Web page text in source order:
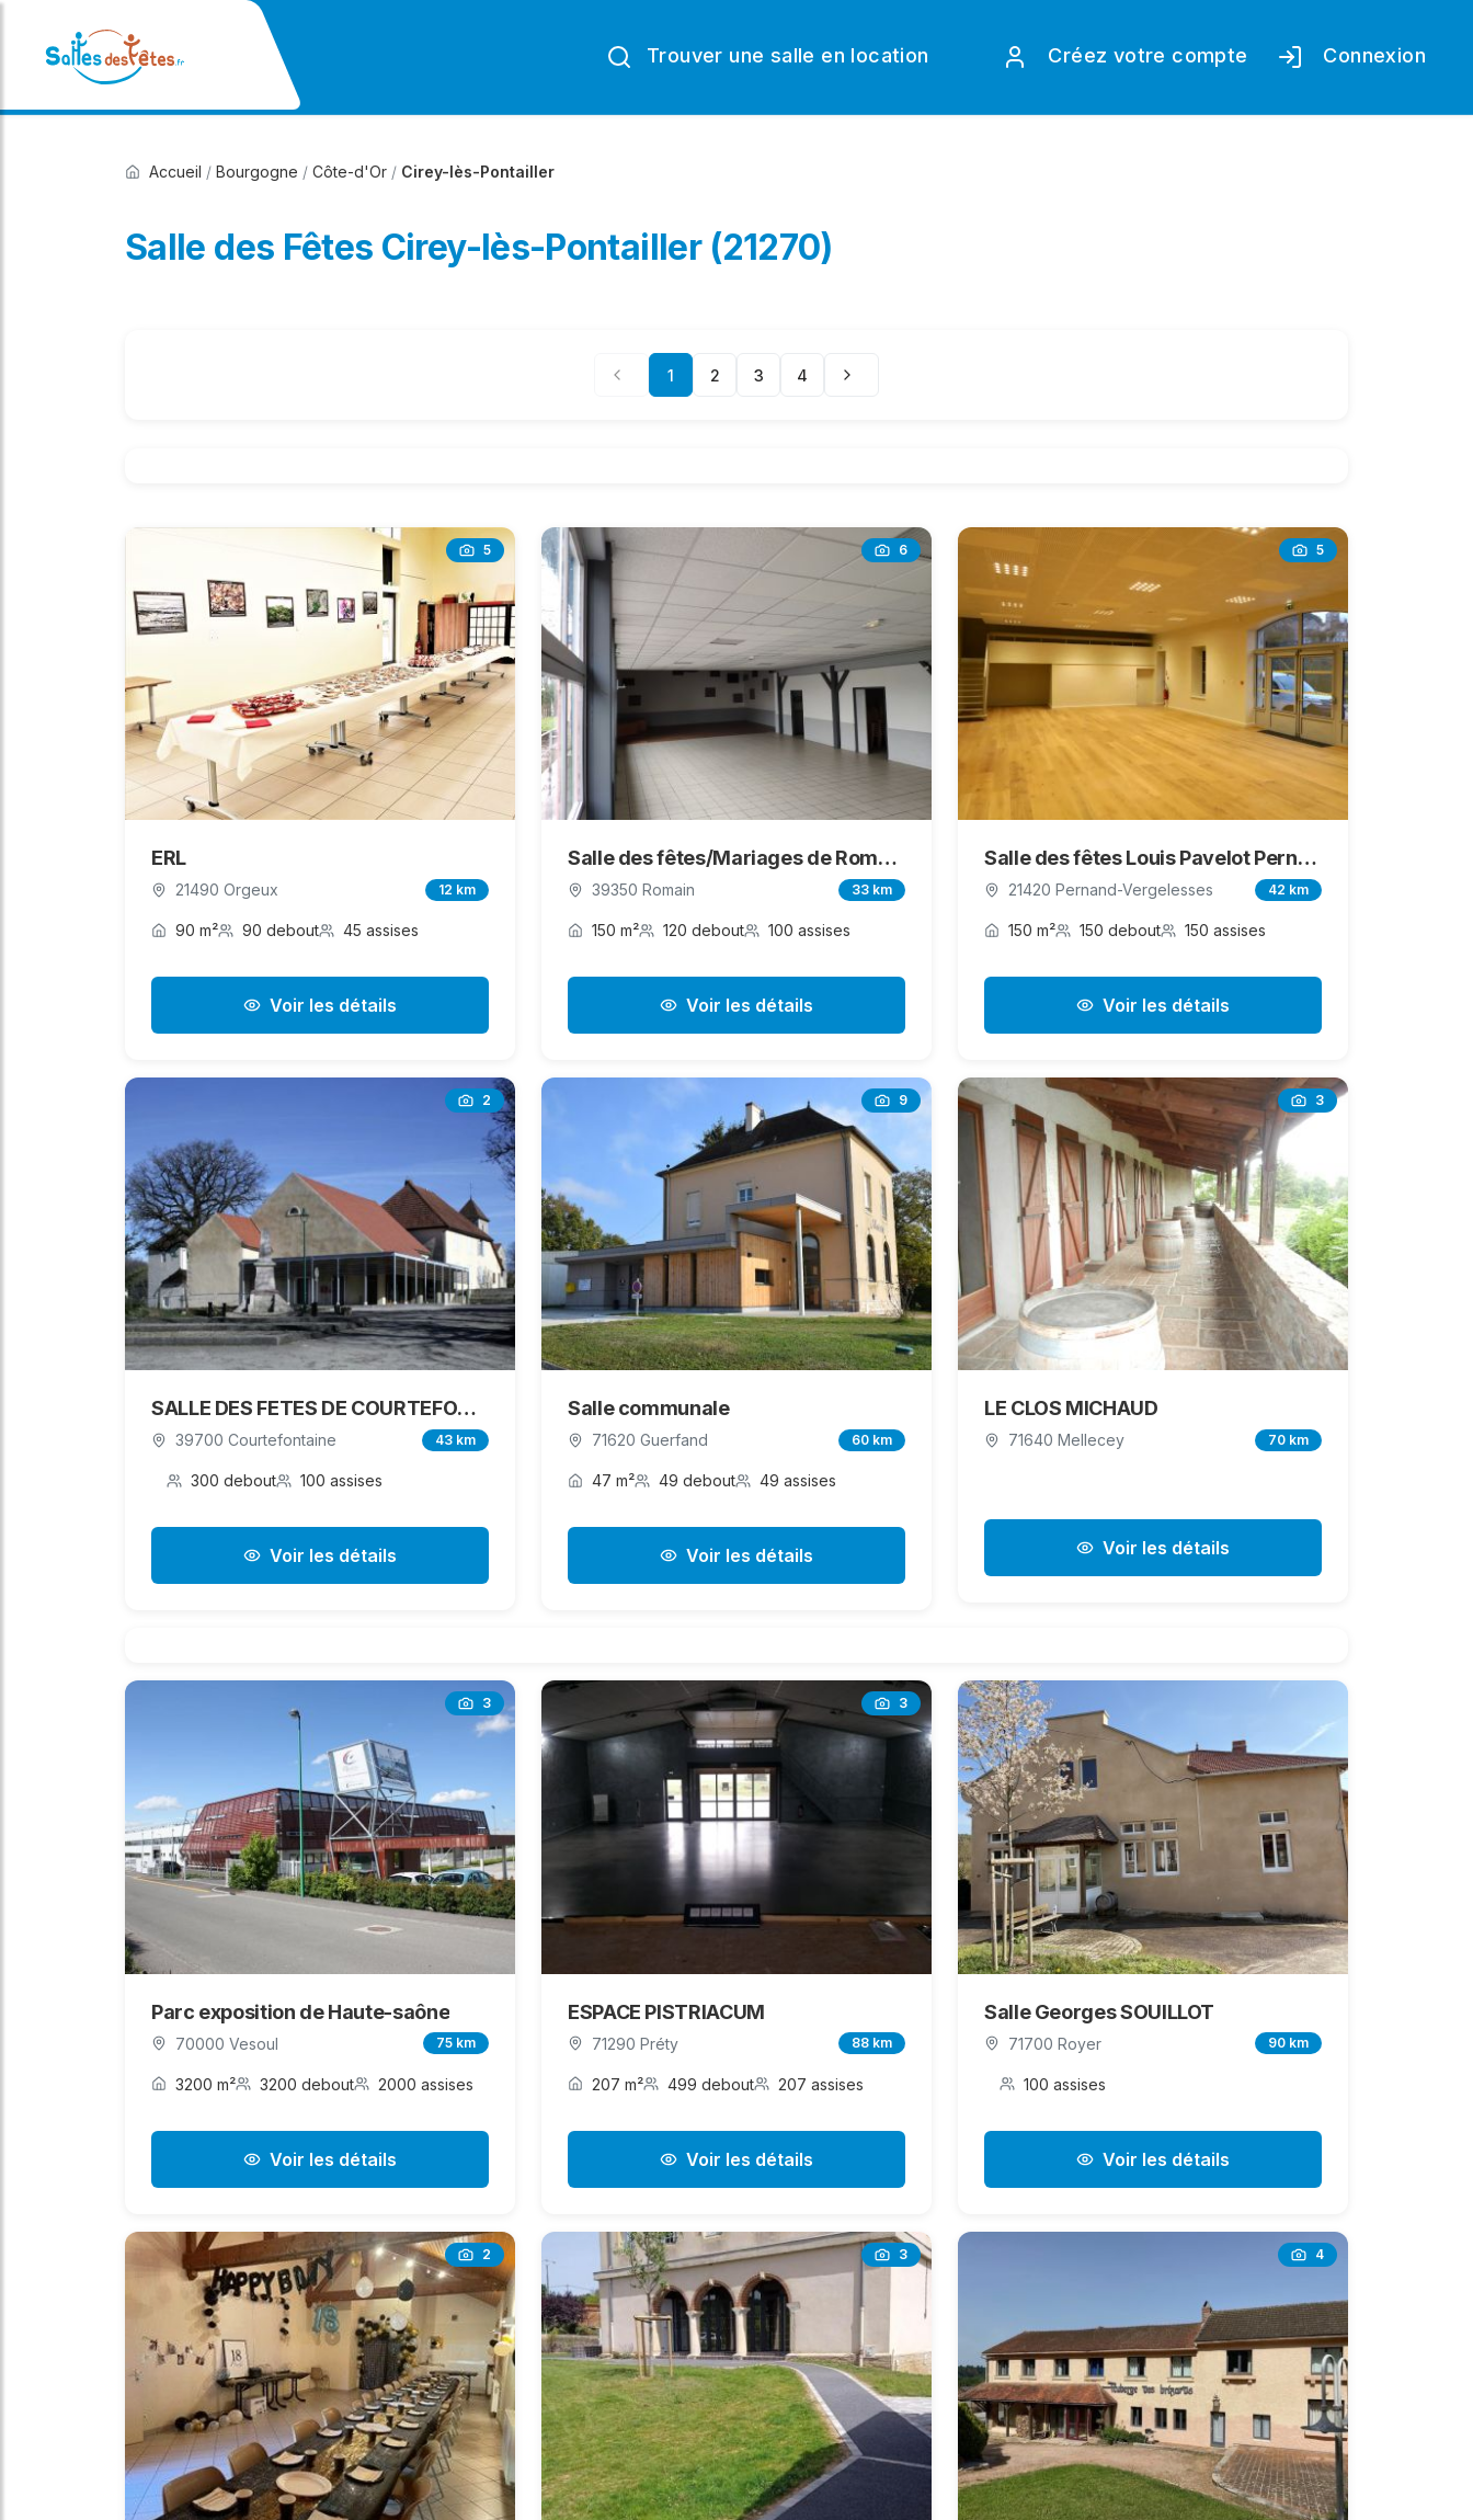
Trouver une salle en location Créez votre compte Connexion
Accueil / Bourgogne / Côte-d'Or / Cirey-lès-Pontailler
Salle des Fêtes Cirey-lès-Pontailler (21270)
1 2 3 4
5
ERL
21490 Orgeux 12 km
90 m² 90 debout 45 assises
Voir les détails
6
Salle des fêtes/Mariages de Romain Vigearde
39350 Romain 33 km
150 m² 120 debout 100 assises
Voir les détails
5
Salle des fêtes Louis Pavelot Pernand-Vergelesses
21420 Pernand-Vergelesses 42 km
150 m² 150 debout 150 assises
Voir les détails
2
SALLE DES FETES DE COURTEFONTAINE
39700 Courtefontaine 43 km
300 debout 100 assises
Voir les détails
9
Salle communale
71620 Guerfand 60 km
47 m² 49 debout 49 assises
Voir les détails
3
LE CLOS MICHAUD
71640 Mellecey 70 km
Voir les détails
3
Parc exposition de Haute-saône
70000 Vesoul 75 km
3200 m² 3200 debout 2000 assises
Voir les détails
3
ESPACE PISTRIACUM
71290 Préty 88 km
207 m² 499 debout 207 assises
Voir les détails
Salle Georges SOUILLOT
71700 Royer 90 km
100 assises
Voir les détails
2 3 4